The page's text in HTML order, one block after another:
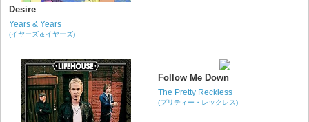
Desire
Years & Years
(イヤーズ＆イヤーズ)
Follow Me Down
The Pretty Reckless
(プリティー・レックレス)